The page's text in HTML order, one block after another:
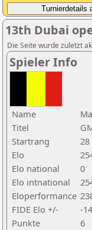
13th Dubai
Die Seite wurde zuletzt
Spieler Info
Name
Titel
Startrang
28
Elo
Elo national
0
Elo intnational
Eloperformance
FIDE Elo +/-
-
Punkte
6